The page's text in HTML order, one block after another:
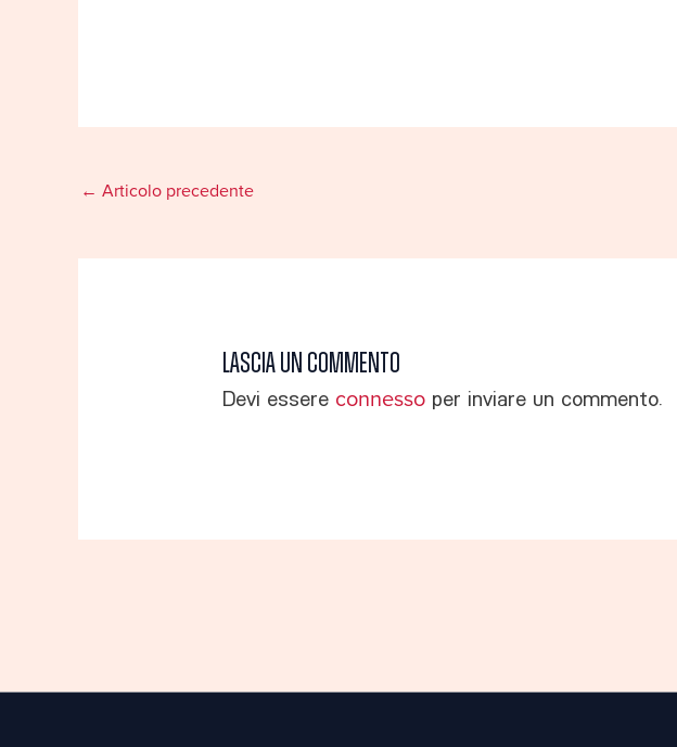
← Articolo precedente
Lascia un commento
Devi essere connesso per inviare un commento.